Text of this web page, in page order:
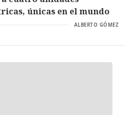
únicas en el mundo
ALBERTO GÓMEZ